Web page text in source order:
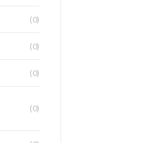
(0)
(0)
(0)
(0)